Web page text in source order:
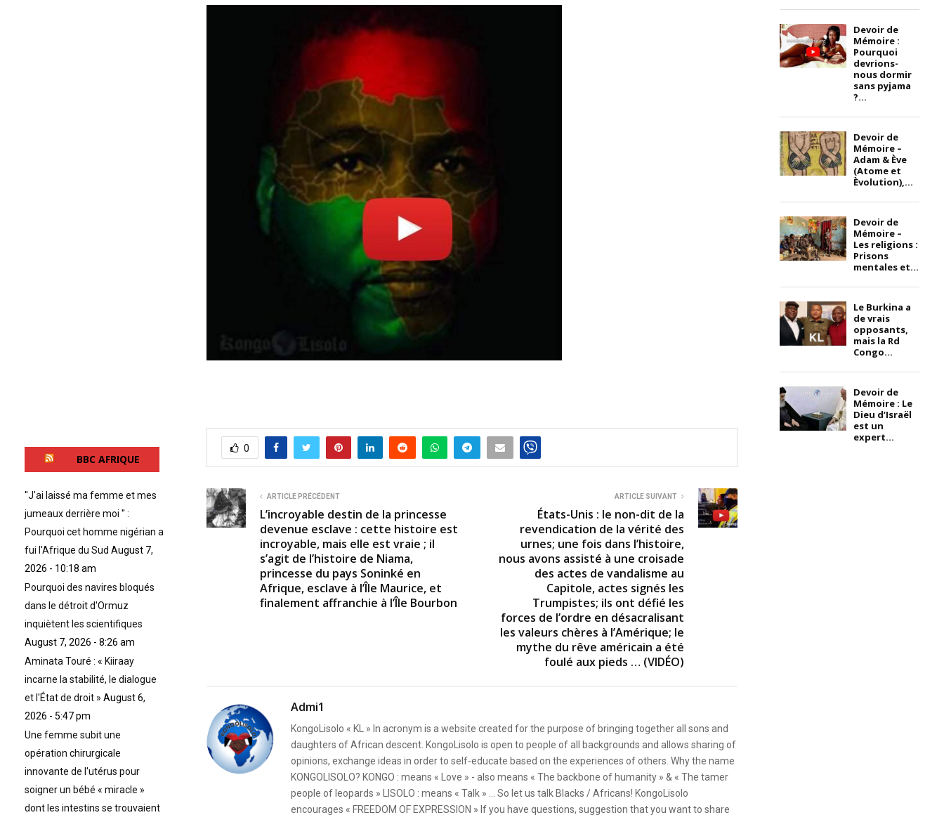
0
ARTICLE PRÉCÉDENT
L’incroyable destin de la princesse
devenue esclave : cette histoire est
incroyable, mais elle est vraie ; il
s’agit de l’histoire de Niama,
princesse du pays Soninké en
Afrique, esclave à l’Île Maurice, et
finalement affranchie à l’Île Bourbon
ARTICLE SUIVANT
États-Unis : le non-dit de la
revendication de la vérité des
urnes; une fois dans l’histoire,
nous avons assisté à une croisade
des actes de vandalisme au
Capitole, actes signés les
Trumpistes; ils ont défié les
forces de l’ordre en désacralisant
les valeurs chères à l’Amérique; le
mythe du rêve américain a été
foulé aux pieds … (VIDÉO)
Admi1
KongoLisolo « KL » In acronym is a website created for the purpose of bringing together all sons and
daughters of African descent. KongoLisolo is open to people of all backgrounds and allows sharing of
opinions, exchange ideas in order to self-educate based on the experiences of others. Why the name
KONGOLISOLO? KONGO : means « Love » - also means « The backbone of humanity » & « The tamer
people of leopards » LISOLO : means « Talk » ... So let us talk Blacks / Africans! KongoLisolo
encourages « FREEDOM OF EXPRESSION » If you have questions, suggestion that you want to share
BBC AFRIQUE
''J'ai laissé ma femme et mes
jumeaux derrière moi '' :
Pourquoi cet homme nigérian a
fui l'Afrique du Sud August 7,
2026 - 10:18 am
Pourquoi des navires bloqués
dans le détroit d'Ormuz
inquiètent les scientifiques
August 7, 2026 - 8:26 am
Aminata Touré : « Kiiraay
incarne la stabilité, le dialogue
et l'État de droit » August 6,
2026 - 5:47 pm
Une femme subit une
opération chirurgicale
innovante de l'utérus pour
soigner un bébé « miracle »
dont les intestins se trouvaient
Devoir de
Mémoire :
Pourquoi
devrions-
nous dormir
sans pyjama
?...
Devoir de
Mémoire –
Adam & Ève
(Atome et
Èvolution),...
Devoir de
Mémoire –
Les religions :
Prisons
mentales et...
Le Burkina a
de vrais
opposants,
mais la Rd
Congo...
Devoir de
Mémoire : Le
Dieu d’Israël
est un
expert...